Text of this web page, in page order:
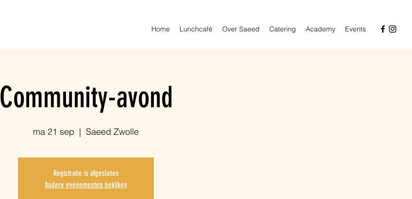
Home Lunchcafé Over Saeed Catering Academy Events
Community-avond
ma 21 sep
  |
Saeed Zwolle
Registratie is afgesloten
Andere evenementen bekijken